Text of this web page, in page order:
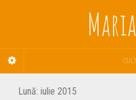
Lună: iulie 2015